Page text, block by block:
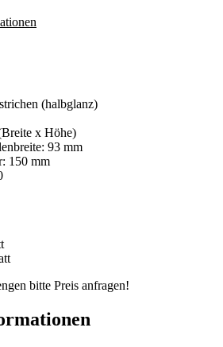
(halbglanz)
x Höhe)
93 mm
150 mm
bitte Preis anfragen!